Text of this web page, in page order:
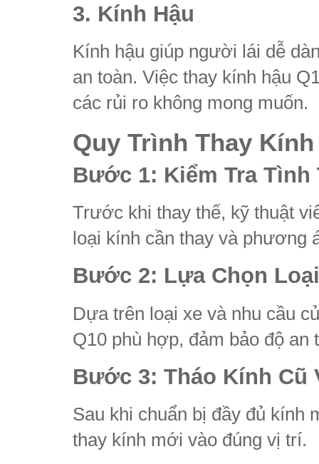
3. Kính Hậu
Kính hậu giúp người lái dễ
an toàn. Việc thay kính hậu
các rủi ro không mong muốn.
Quy Trình Thay Kính
Bước 1: Kiểm Tra Tình
Trước khi thay thế, kỹ thuật
loại kính cần thay và phương
Bước 2: Lựa Chọn
Dựa trên loại xe và nhu cầu
Q10 phù hợp, đảm bảo độ an
Bước 3: Tháo Kính Cũ
Sau khi chuẩn bị đầy đủ kính
thay kính mới vào đúng vị trí.